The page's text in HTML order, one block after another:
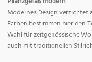
Modernes Design verzichtet
Farben bestimmen hier den
Wahl für zeitgenössische
auch mit traditionellen